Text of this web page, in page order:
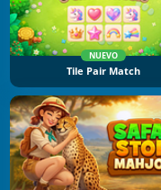
NUEVO
Tile Pair Match